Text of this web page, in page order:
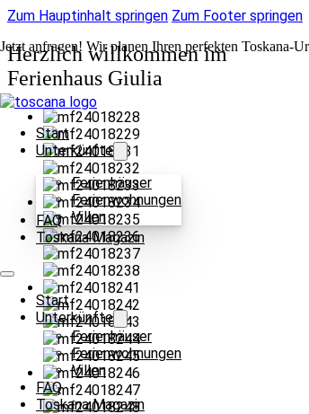
Zum Hauptinhalt springen Zum Footer springen
Jetzt anfragen! Wir planen Ihren perfekten Toskana-
Start
Unterkünfte
Ferienhäuser
Ferienwohnungen
Villen
FAQ
Toskana Magazin
Start
Unterkünfte
Ferienhäuser
Ferienwohnungen
Villen
FAQ
Toskana Magazin
Herzlich willkommen im
Ferienhaus Giulia